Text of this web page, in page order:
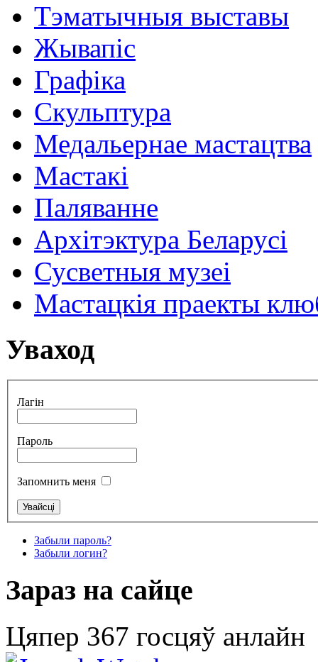
Тэматычныя выставы
Жывапіс
Графіка
Скульптура
Медальернае мастацтва
Мастакі
Паляванне
Архітэктура Беларусі
Сусветныя музеі
Мастацкія праекты
Уваход
Лагін
Пароль
Запомнить меня
Забыли пароль?
Забыли логин?
Зараз на сайце
Цяпер 367 госцяў анлайн